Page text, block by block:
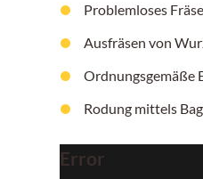
Problemloses
Ausfräsen von
Ordnungsgemäße
Rodung mittels
Error